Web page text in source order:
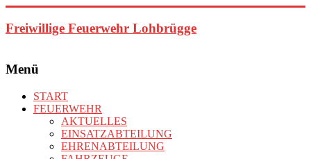
Inhalt
springen
Freiwillige Feuerwehr Lohbrügge
Menü
START
FEUERWEHR
AKTUELLES
EINSATZABTEILUNG
EHRENABTEILUNG